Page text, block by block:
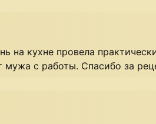
на кухне провела
с работы. Спасибо за